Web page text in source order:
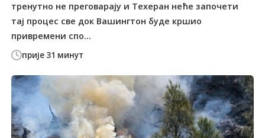
прије 31 минут
тренутно не преговарају и Техеран неће започети
тај процес све док Вашингтон буде кршио
привремени спо...